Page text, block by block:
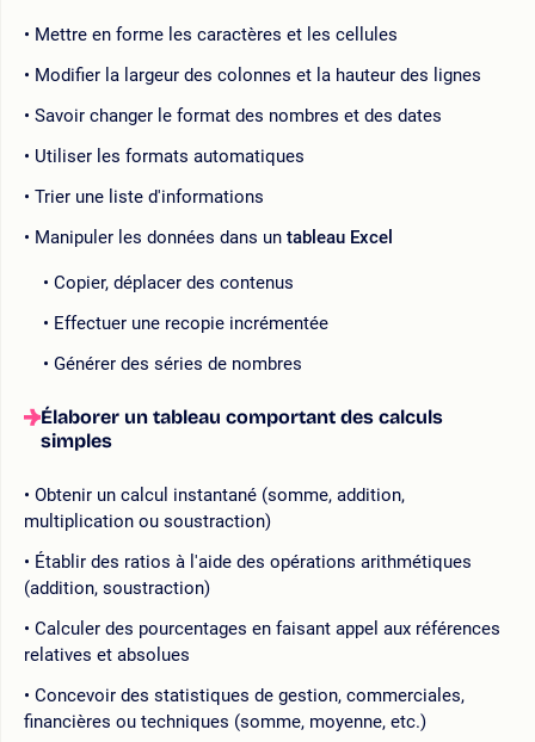
Mettre en forme les caractères et les cellules
Modifier la largeur des colonnes et la hauteur des lignes
Savoir changer le format des nombres et des dates
Utiliser les formats automatiques
Trier une liste d'informations
Manipuler les données dans un tableau Excel
Copier, déplacer des contenus
Effectuer une recopie incrémentée
Générer des séries de nombres
Élaborer un tableau comportant des calculs
simples
Obtenir un calcul instantané (somme, addition,
multiplication ou soustraction)
Établir des ratios à l'aide des opérations arithmétiques
(addition, soustraction)
Calculer des pourcentages en faisant appel aux références
relatives et absolues
Concevoir des statistiques de gestion, commerciales,
financières ou techniques (somme, moyenne, etc.)